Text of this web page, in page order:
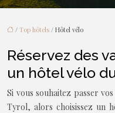
/ Top hôtels / Hôtel vélo
Réservez des
un hôtel vélo
Si vous souhaitez passer
Tyrol, alors choisissez un